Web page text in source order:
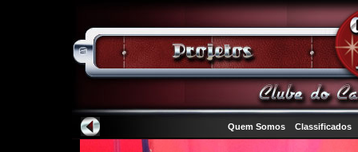
Quem Somos Classificados